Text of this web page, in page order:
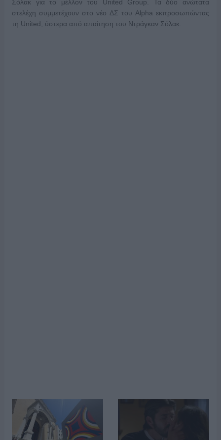
Σόλακ για το μέλλον του United Group. Τα δύο ανώτατα
στελέχη συμμετέχουν στο νέο ΔΣ του Alpha εκπροσωπώντας
τη United, ύστερα από απαίτηση του Ντράγκαν Σόλακ.